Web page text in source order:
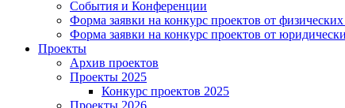
События и Конференции
Форма заявки на конкурс проектов от
Форма заявки на конкурс проектов от
Проекты
Архив проектов
Проекты 2025
Конкурс проектов 2025
Проекты 2026